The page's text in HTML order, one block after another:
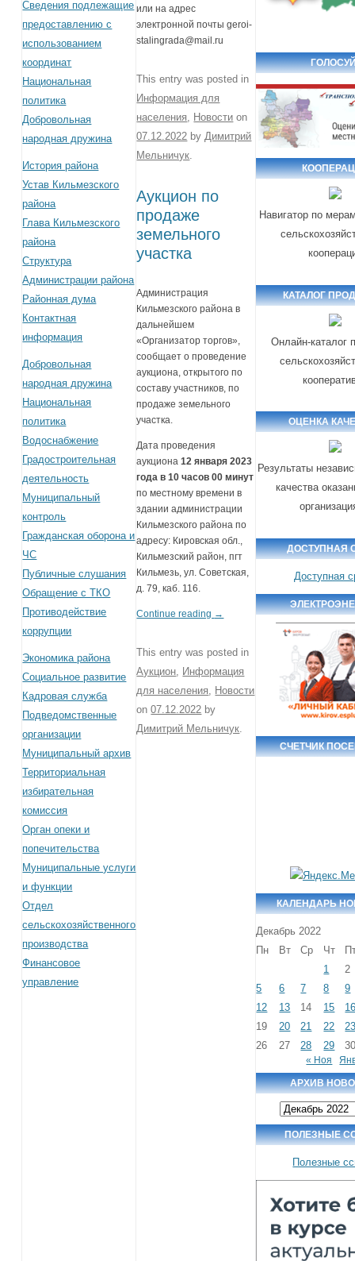
Сведения подлежащие
предоставлению с
использованием
координат
Национальная
политика
Добровольная
народная дружина
История района
Устав Кильмезского
района
Глава Кильмезского
района
Структура
Администрации района
Районная дума
Контактная
информация
Добровольная
народная дружина
Национальная
политика
Водоснабжение
Градостроительная
деятельность
Муниципальный
контроль
Гражданская оборона и
ЧС
Публичные слушания
Обращение с ТКО
Противодействие
коррупции
Экономика района
Социальное развитие
Кадровая служба
Подведомственные
организации
Муниципальный архив
Территориальная
избирательная
комиссия
Орган опеки и
попечительства
Муниципальные услуги
и функции
Отдел
сельскохозяйственного
производства
Финансовое
управление
или на адрес
электронной почты geroi-
stalingrada@mail.ru
This entry was posted in
Информация для
населения
Новости on
07.12.2022 by Димитрий
Мельничук
Аукцион по
продаже
земельного
участка
Администрация
Кильмезского района в
дальнейшем
«Организатор торгов»,
сообщает о проведение
аукциона, открытого по
составу участников, по
продаже земельного
участка.
Дата проведения
аукциона 12 января 2023
года в 10 часов 00 минут
по местному времени в
здании администрации
Кильмезского района по
адресу: Кировская обл.,
Кильмезский район, пгт
Кильмезь, ул. Советская,
д. 79, каб. 116.
Continue reading →
This entry was posted in
Аукцион, Информация
для населения, Новости
on07.12.2022 by
Димитрий Мельничук.
Навигатор по
КАТАЛОГ
Онлайн-каталог
ОЦЕНКА
Результаты
качества
ДОСТУПНАЯ
Доступная
СЧЕТЧИК
КАЛЕНДАРЬ
Декабрь 2022
Пн
Вт Ср Чт
1
2
5
6 7 8
9
12
13 14 15
19
20 21 22
26
27 28 29
« Ноя
АРХИВ
Архив
новостей
ПОЛЕЗНЫЕ
Полезные